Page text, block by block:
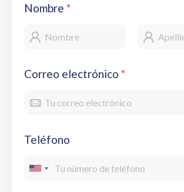
Nombre *
Correo electrónico *
Teléfono